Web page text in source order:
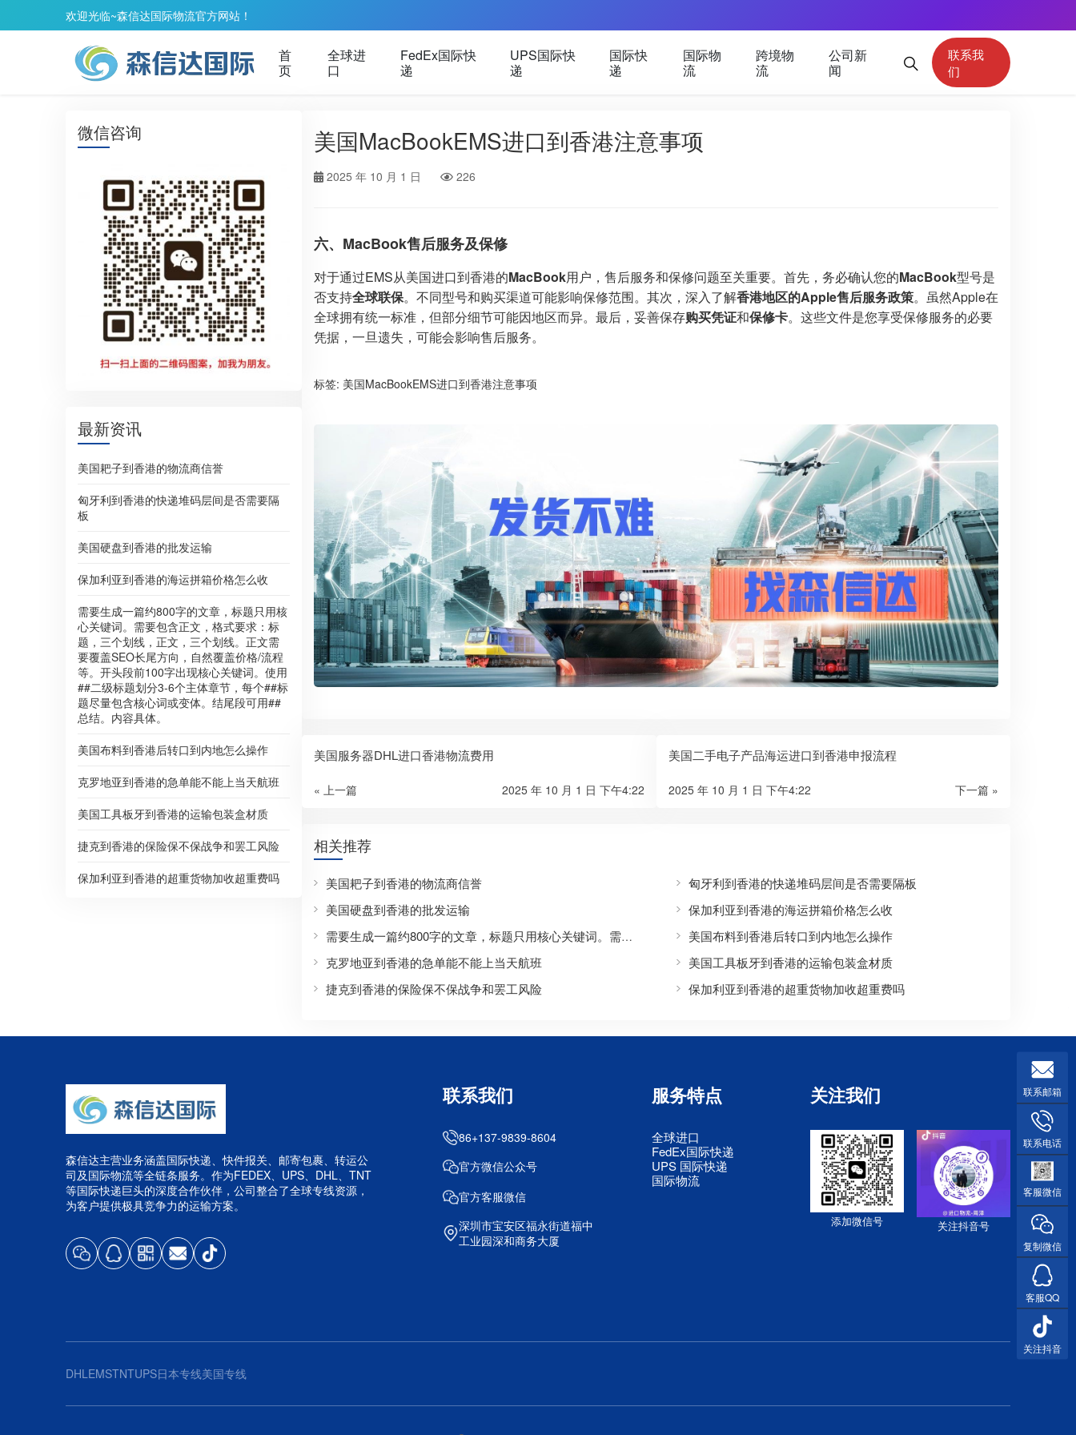
欢迎光临~森信达国际物流官方网站！
首
页
全球进
口
FedEx国际快
递
UPS国际快
递
国际快
递
国际物
流
跨境物
流
公司新
闻
联系我
们
微信咨询
最新资讯
美国耙子到香港的物流商信誉
匈牙利到香港的快递堆码层间是否需要隔
板
美国硬盘到香港的批发运输
保加利亚到香港的海运拼箱价格怎么收
需要生成一篇约800字的文章，标题只用核
心关键词。需要包含正文，格式要求：标
题，三个划线，正文，三个划线。正文需
要覆盖SEO长尾方向，自然覆盖价格/流程
等。开头段前100字出现核心关键词。使用
##二级标题划分3-6个主体章节，每个##标
题尽量包含核心词或变体。结尾段可用##
总结。内容具体。
美国布料到香港后转口到内地怎么操作
克罗地亚到香港的急单能不能上当天航班
美国工具板牙到香港的运输包装盒材质
捷克到香港的保险保不保战争和罢工风险
保加利亚到香港的超重货物加收超重费吗
美国MacBookEMS进口到香港注意事项
2025 年 10 月 1 日 226
六、MacBook售后服务及保修
对于通过EMS从美国进口到香港的MacBook用户，售后服务和保修问题至关重要。首先，务必确认您的MacBook型号是
否支持全球联保。不同型号和购买渠道可能影响保修范围。其次，深入了解香港地区的Apple售后服务政策。虽然Apple在
全球拥有统一标准，但部分细节可能因地区而异。最后，妥善保存购买凭证和保修卡。这些文件是您享受保修服务的必要
凭据，一旦遗失，可能会影响售后服务。
标签: 美国MacBookEMS进口到香港注意事项
美国服务器DHL进口香港物流费用
« 上一篇 2025 年 10 月 1 日 下午4:22
美国二手电子产品海运进口到香港申报流程
下一篇 »
2025 年 10 月 1 日 下午4:22
相关推荐
美国耙子到香港的物流商信誉
匈牙利到香港的快递堆码层间是否需要隔板
美国硬盘到香港的批发运输
保加利亚到香港的海运拼箱价格怎么收
需要生成一篇约800字的文章，标题只用核心关键词。需要包含正文，格式要求：标题，三个划线，正文，三个划线。正文需要覆盖SEO长尾方向，自然覆盖价格/流程等。开头段前100字出现核心关键词。使用##二级标题划分3-6个主体章节，每个##标题尽量包含核心词或变体。结尾段可用##总结。内容具体。
美国布料到香港后转口到内地怎么操作
克罗地亚到香港的急单能不能上当天航班
美国工具板牙到香港的运输包装盒材质
捷克到香港的保险保不保战争和罢工风险
保加利亚到香港的超重货物加收超重费吗
森信达主营业务涵盖国际快递、快件报关、邮寄包裹、转运公
司及国际物流等全链条服务。作为FEDEX、UPS、DHL、TNT
等国际快递巨头的深度合作伙伴，公司整合了全球专线资源，
为客户提供极具竞争力的运输方案。
联系我们
86+137-9839-8604
官方微信公众号
官方客服微信
深圳市宝安区福永街道福中
工业园深和商务大厦
服务特点
全球进口
FedEx国际快递
UPS 国际快递
国际物流
关注我们
添加微信号 关注抖音号
DHL EMSTNTUPS日本专线美国专线
联系邮箱
联系电话
客服微信
复制微信
客服QQ
关注抖音